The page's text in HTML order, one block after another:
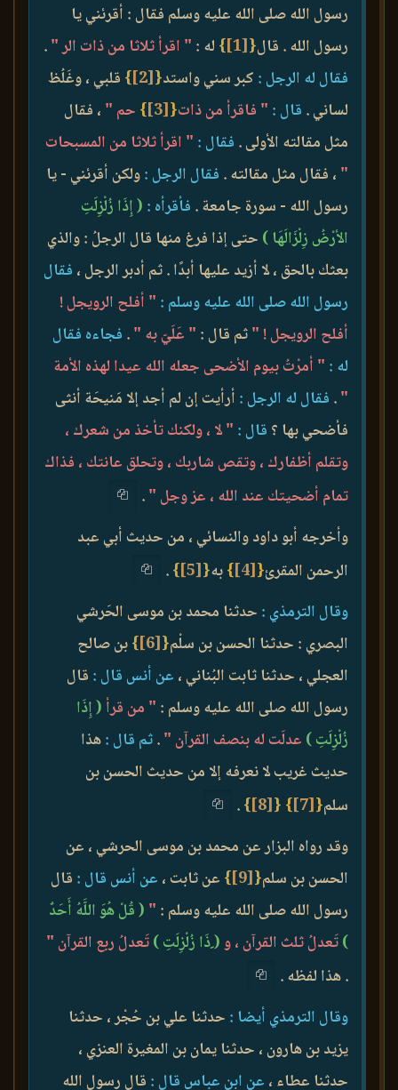
رسول الله صلى الله عليه وسلم فقال : أقرئني يا
رسول الله . قال{
[1]
} له : " اقرأ ثلاثا من ذات الر ".
فقال له الرجل : كبر سني واستد{
[2]
} قلبي ، وغَلُظ
لساني . قال : " فاقرأ من ذات{
[3]
} حم " ، فقال
مثل مقالته الأولى . فقال : " اقرأ ثلاثا من المسبحات
" ، فقال مثل مقالته . فقال الرجل :ولكن أقرئني - يا
رسول الله - سورة جامعة . فأقرأه : ( إِذَا زُلْزِلَتِ
الأرْضُ زِلْزَالَهَا ) حتى إذا فرغ منها قال الرجلُ : والذي
بعثك بالحق ، لا أزيد عليها أبدًا . ثم أدبر الرجل ، فقال
رسول الله صلى الله عليه وسلم : " أفلح الرويجل !
أفلح الرويجل ! "ثم قال : " عَلَيّ به ". فجاءه فقال
له : " أمرْتُ بيوم الأضحى جعله الله عيدا لهذه الأمة
"
. فقال له الرجل : أرأيت إن لم أجد إلا مَنيحَة أنثى
فأضحي بها ؟ قال : " لا ، ولكنك تأخذ من شعرك ،
وتقلم أظفارك ، وتقص شاربك ، وتحلق عانتك ، فذاك
تمام أضحيتك عند الله ، عز وجل ".
وأخرجه أبو داود والنسائي ، من حديث أبي عبد
الرحمن المقرئ{
[4]
}به{
[5]
}
.
وقال الترمذي : حدثنا محمد بن موسى الحَرشي
البصري : حدثنا الحسن بن سلْم{
[6]
}بن صالح
العجلي ، حدثنا ثابت البُناني ، عن أنس قال : قال
رسول الله صلى الله عليه وسلم : " من قرأ ( إِذَا
زُلْزِلَتِ ) عدلَت له بنصف القرآن ".ثم قال :هذا
حديث غريب لا نعرفه إلا من حديث الحسن بن
سلم{
[7]
}
{
[8]
}
.
وقد رواه البزار عن محمد بن موسى الحرشي ، عن
الحسن بن سلم{
[9]
} عن ثابت ، عن أنس قال : قال
رسول الله صلى الله عليه وسلم : " ( قُلْ هُوَ اللَّهُ أَحَدٌ
)تَعدلُ ثلث القرآن ، و( ِذَا زُلْزِلَتِ )تَعدلُ ربع القرآن "
. هذا لفظه .
وقال الترمذي أيضا : حدثنا علي بن حُجْر ، حدثنا
يزيد بن هارون ، حدثنا يمان بن المغيرة العنزي ،
حدثنا عطاء ، عن ابن عباس قال : قال رسول الله